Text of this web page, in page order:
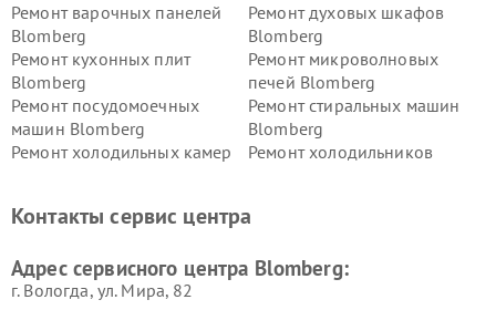
Ремонт варочных панелей
Blomberg
Ремонт духовых шкафов
Blomberg
Ремонт кухонных плит
Blomberg
Ремонт микроволновых
печей Blomberg
Ремонт посудомоечных
машин Blomberg
Ремонт стиральных машин
Blomberg
Ремонт холодильных камер
Ремонт холодильников
Контакты сервис центра
Адрес сервисного центра Blomberg:
г. Вологда, ул. Мира, 82